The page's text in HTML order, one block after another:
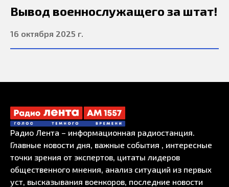
Вывод военнослужащего за штат!
16 октября 2025 г.
Радио Лента – информационная радиостанция.
Главные новости дня, важные события , интересные
точки зрения от экспертов, цитаты лидеров
общественного мнения, анализ ситуаций из первых
уст, высказывания военкоров, последние новости